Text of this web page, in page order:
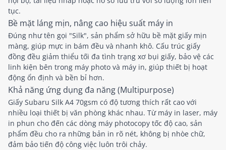
tục.
Bề mặt láng mịn, nâng cao hiệu suất máy in
Đúng như tên gọi "Silk", sản phẩm sở hữu bề mặt giấy mịn
màng, giúp mực in bám đều và nhanh khô. Cấu trúc giấy
đồng đều giảm thiểu tối đa tình trạng xơ bụi giấy, bảo vệ các
linh kiện bên trong máy photo và máy in, giúp thiết bị hoạt
động ổn định và bền bỉ hơn.
Khả năng ứng dụng đa năng (Multipurpose)
Giấy Subaru Silk A4 70gsm có độ tương thích rất cao với
nhiều loại thiết bị văn phòng khác nhau. Từ máy in laser, máy
in phun cho đến các dòng máy photocopy tốc độ cao, sản
phẩm đều cho ra những bản in rõ nét, không bị nhòe chữ,
đảm bảo tiến độ công việc luôn trôi chảy.